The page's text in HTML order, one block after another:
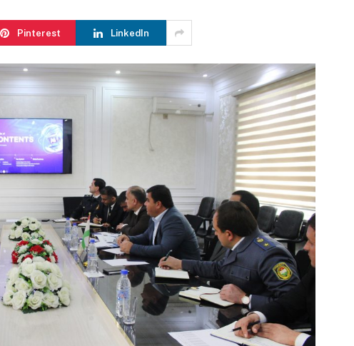
Pinterest LinkedIn